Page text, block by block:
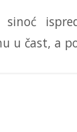
u čast, a